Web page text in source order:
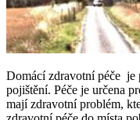
Domácí zdravotní péče je
pojištění. Péče je určena
mají zdravotní problém,